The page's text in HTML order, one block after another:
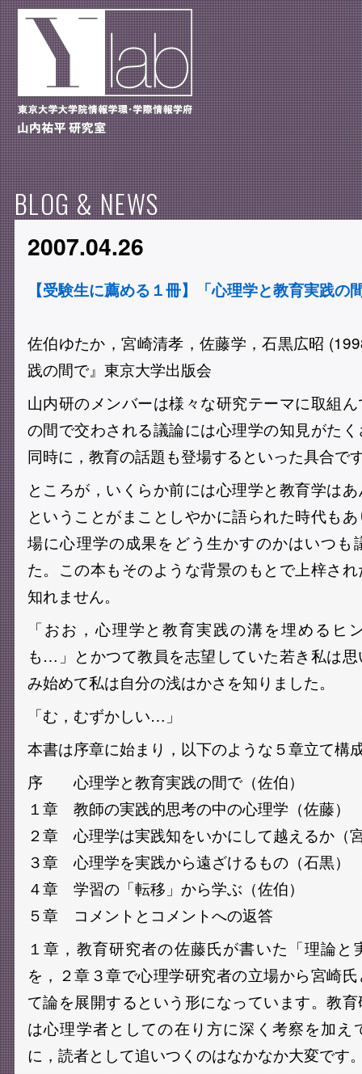
BLOG & NEWS
2007.04.26
【受験生に薦める１冊】「心理学と教育実践の
佐伯ゆたか，宮崎清孝，佐藤学，石黒広昭
践の間で』東京大学出版会
山内研のメンバーは様々な研究テーマに取組
の間で交わされる議論には心理学の知見がた
同時に，教育の話題も登場するといった具合で
ところが，いくらか前には心理学と教育学は
ということがまことしやかに語られた時代も
場に心理学の成果をどう生かすのかはいつも
た。この本もそのような背景のもとで上梓さ
知れません。
「おお，心理学と教育実践の溝を埋めるヒ
も…」とかつて教員を志望していた若き私は
み始めて私は自分の浅はかさを知りました。
「む，むずかしい…」
本書は序章に始まり，以下のような５章立て構
序 心理学と教育実践の間で（佐伯）
１章 教師の実践的思考の中の心理学（佐藤）
２章 心理学は実践知をいかにして越えるか（
３章 心理学を実践から遠ざけるもの（石黒）
４章 学習の「転移」から学ぶ（佐伯）
５章 コメントとコメントへの返答
１章，教育研究者の佐藤氏が書いた「理論と
を，２章３章で心理学研究者の立場から宮崎
て論を展開するという形になっています。教
は心理学者としての在り方に深く考察を加え
に，読者として追いつくのはなかなか大変です